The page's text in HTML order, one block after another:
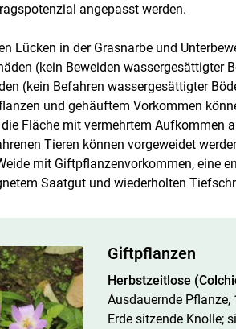
angepasst werden.
Lücken in der Grasnarbe und
(kein Beweiden wassergesättigter
(kein Befahren wassergesättigter
und gehäuftem Vorkommen
Fläche mit vermehrtem Aufkommen
Tieren können vorgeweidet
mit Giftpflanzenvorkommen, eine
Saatgut und wiederholten
Giftpflanzen
Herbstzeitlose
Ausdauernde
Erde sitzende Knolle;